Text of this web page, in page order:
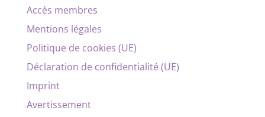
Accès membres
Mentions légales
Politique de cookies (UE)
Déclaration de confidentialité (UE)
Imprint
Avertissement